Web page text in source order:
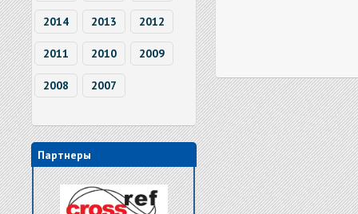
2014 2013 2012
2011 2010 2009
2008 2007
Партнеры